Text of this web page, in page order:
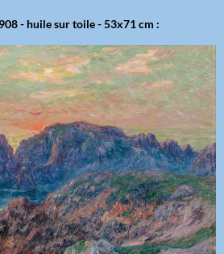
- huile sur toile - 53x71 cm :